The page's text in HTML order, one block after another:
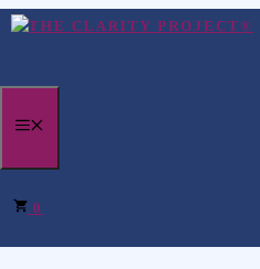
Zum
springen
0